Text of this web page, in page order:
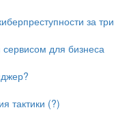
за
сервисом для бизнеса
тактики (?)